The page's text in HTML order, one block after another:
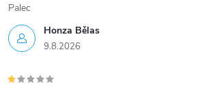
Honza Bělas
9.8.2026
Palec